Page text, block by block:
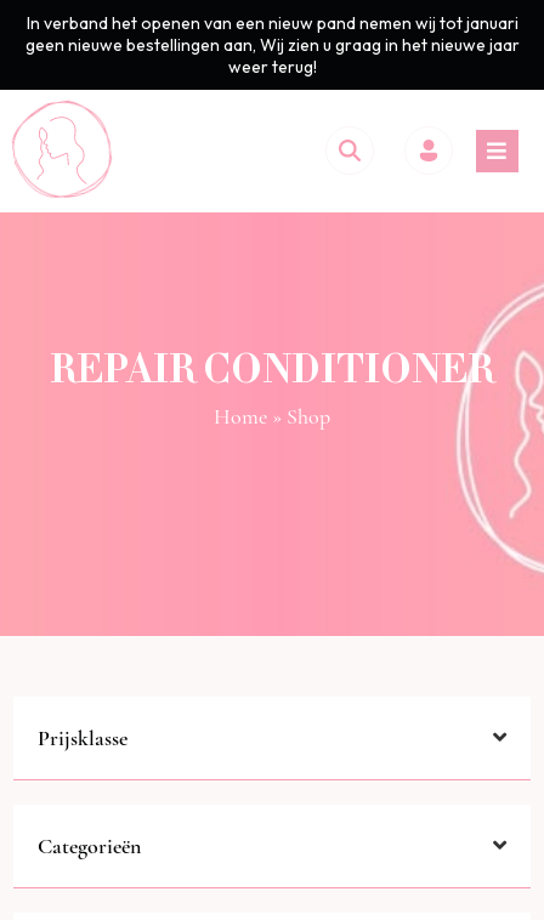
In verband het openen van een nieuw pand nemen wij tot januari
geen nieuwe bestellingen aan, Wij zien u graag in het nieuwe jaar
weer terug!
REPAIR CONDITIONER
Home » Shop
Prijsklasse
Categorieën